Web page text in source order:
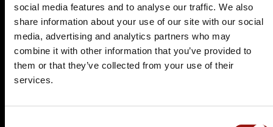
social media features and to analyse our traffic. We also
share information about your use of our site with our social
media, advertising and analytics partners who may
combine it with other information that you’ve provided to
them or that they’ve collected from your use of their
services.
SA.
27.02.2027 19:00 Uhr
Der letzte Joint der Marie Juana - Ein Hippie
Krimi
Ernst Leitz Hotel Wetzlar
Am Leitz-Park 8